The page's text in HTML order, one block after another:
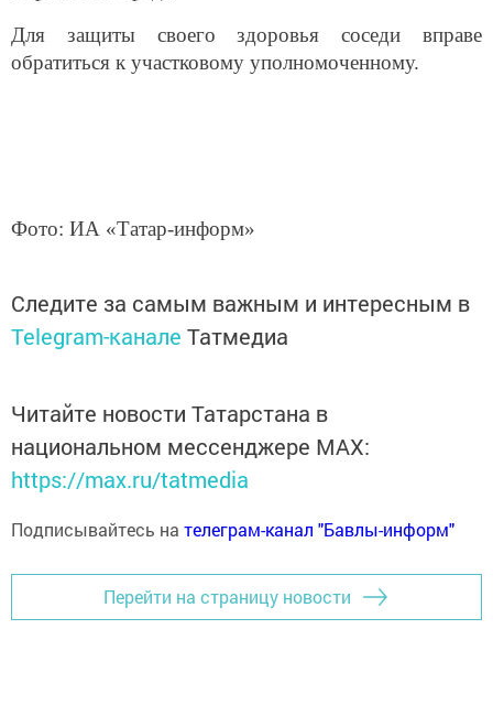
Для защиты своего здоровья соседи вправе
обратиться к участковому уполномоченному.
Фото: ИА «Татар-информ»
Следите за самым важным и интересным в
Telegram-канале Татмедиа
Читайте новости Татарстана в
национальном мессенджере MАХ:
https://max.ru/tatmedia
Подписывайтесь на телеграм-канал "Бавлы-информ"
Перейти на страницу новости